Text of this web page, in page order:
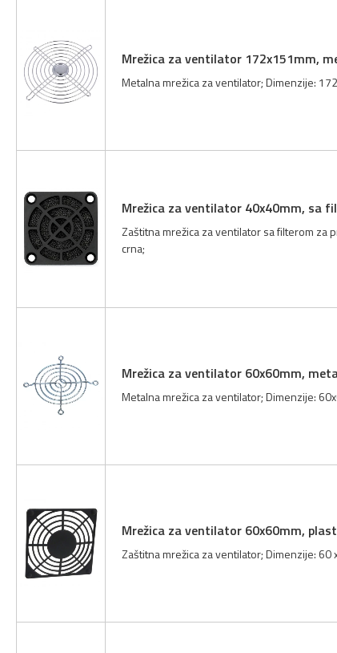
Mrežica za ventilator 172x151mm,
Metalna mrežica za ventilator; Dimenzije:
Mrežica za ventilator 40x40mm, sa
Zaštitna mrežica za ventilator sa filterom za
crna;
Mrežica za ventilator 60x60mm,
Metalna mrežica za ventilator; Dimenzije:
Mrežica za ventilator 60x60mm,
Zaštitna mrežica za ventilator; Dimenzije: 60